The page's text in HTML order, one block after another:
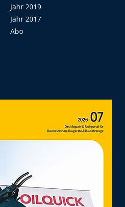
Jahr 2019
Jahr 2017
Abo